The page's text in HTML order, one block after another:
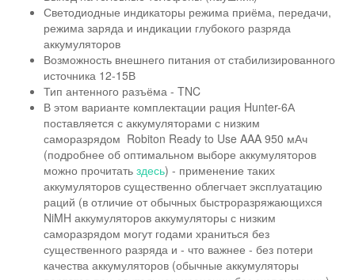
Светодиодные индикаторы режима приёма, передачи,
режима заряда и индикации глубокого разряда
аккумуляторов
Возможность внешнего питания от стабилизированного
источника 12-15В
Тип антенного разъёма - TNC
В этом варианте комплектации рация Hunter-6А
поставляется с аккумуляторами с низким
саморазрядом Robiton Ready to Use AAA 950 мАч
(подробнее об оптимальном выборе аккумуляторов
можно прочитать здесь) - применение таких
аккумуляторов существенно облегчает эксплуатацию
раций (в отличие от обычных быстроразряжающихся
NiMH аккумуляторов аккумуляторы с низким
саморазрядом могут годами храниться без
существенного разряда и - что важнее - без потери
качества аккумуляторов (обычные аккумуляторы